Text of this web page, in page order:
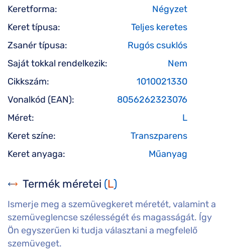
Keretforma:
Négyzet
Keret típusa:
Teljes keretes
Zsanér típusa:
Rugós csuklós
Saját tokkal rendelkezik:
Nem
Cikkszám:
1010021330
Vonalkód (EAN):
8056262323076
Méret:
L
Keret színe:
Transzparens
Keret anyaga:
Műanyag
Termék méretei (L)
Ismerje meg a szemüvegkeret méretét, valamint a
szemüveglencse szélességét és magasságát. Így
Ön egyszerűen ki tudja választani a megfelelő
szemüveget.